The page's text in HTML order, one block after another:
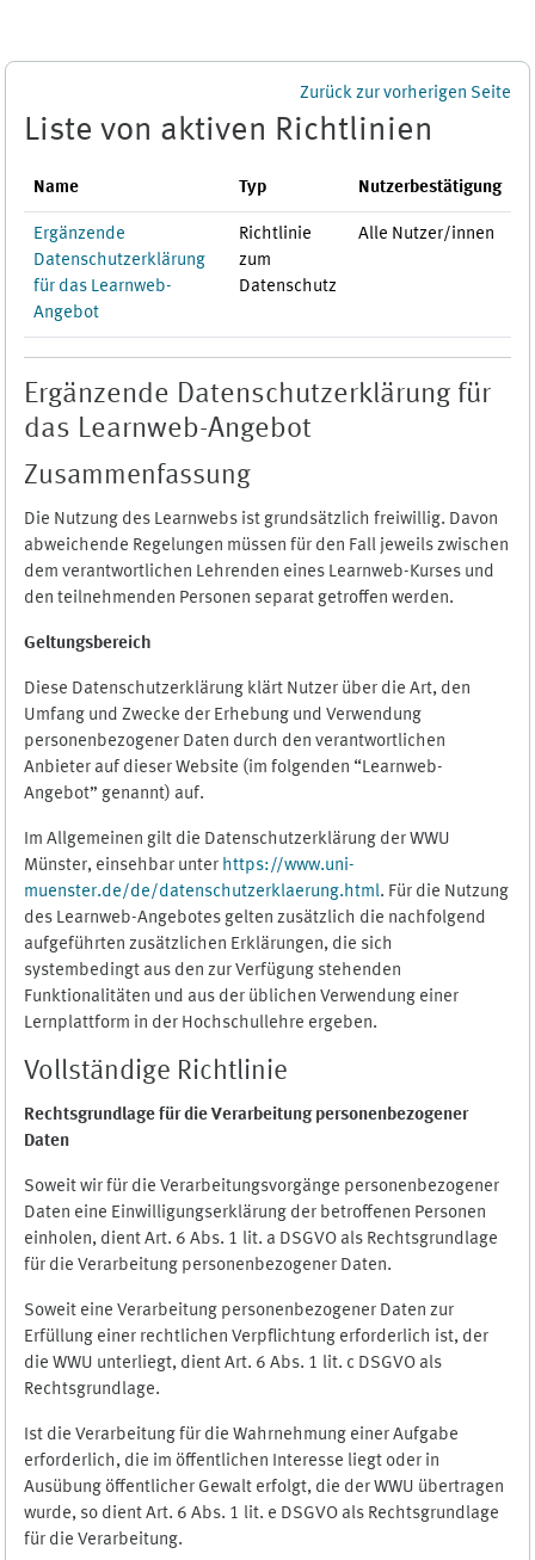
Zurück zur vorherigen Seite
Liste von aktiven Richtlinien
Name Typ Nutzerbestätigung
Ergänzende
Datenschutzerklärung
für das Learnweb-
Angebot
Richtlinie
zum
Datenschutz
Alle Nutzer/innen
Ergänzende Datenschutzerklärung für
das Learnweb-Angebot
Zusammenfassung
Die Nutzung des Learnwebs ist grundsätzlich freiwillig. Davon
abweichende Regelungen müssen für den Fall jeweils zwischen
dem verantwortlichen Lehrenden eines Learnweb-Kurses und
den teilnehmenden Personen separat getroffen werden.
Geltungsbereich
Diese Datenschutzerklärung klärt Nutzer über die Art, den
Umfang und Zwecke der Erhebung und Verwendung
personenbezogener Daten durch den verantwortlichen
Anbieter auf dieser Website (im folgenden “Learnweb-
Angebot” genannt) auf.
Im Allgemeinen gilt die Datenschutzerklärung der WWU
Münster, einsehbar unter https://www.uni-
muenster.de/de/datenschutzerklaerung.html. Für die Nutzung
des Learnweb-Angebotes gelten zusätzlich die nachfolgend
aufgeführten zusätzlichen Erklärungen, die sich
systembedingt aus den zur Verfügung stehenden
Funktionalitäten und aus der üblichen Verwendung einer
Lernplattform in der Hochschullehre ergeben.
Vollständige Richtlinie
Rechtsgrundlage für die Verarbeitung personenbezogener
Daten
Soweit wir für die Verarbeitungsvorgänge personenbezogener
Daten eine Einwilligungserklärung der betroffenen Personen
einholen, dient Art. 6 Abs. 1 lit. a DSGVO als Rechtsgrundlage
für die Verarbeitung personenbezogener Daten.
Soweit eine Verarbeitung personenbezogener Daten zur
Erfüllung einer rechtlichen Verpflichtung erforderlich ist, der
die WWU unterliegt, dient Art. 6 Abs. 1 lit. c DSGVO als
Rechtsgrundlage.
Ist die Verarbeitung für die Wahrnehmung einer Aufgabe
erforderlich, die im öffentlichen Interesse liegt oder in
Ausübung öffentlicher Gewalt erfolgt, die der WWU übertragen
wurde, so dient Art. 6 Abs. 1 lit. e DSGVO als Rechtsgrundlage
für die Verarbeitung.